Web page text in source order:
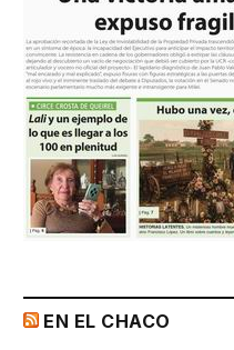
EN EL CHACO